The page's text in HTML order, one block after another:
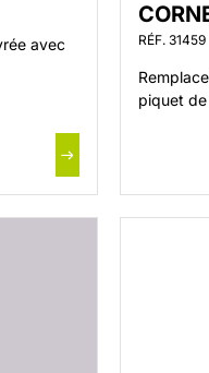
avec
RÉF. 31459
piquet de